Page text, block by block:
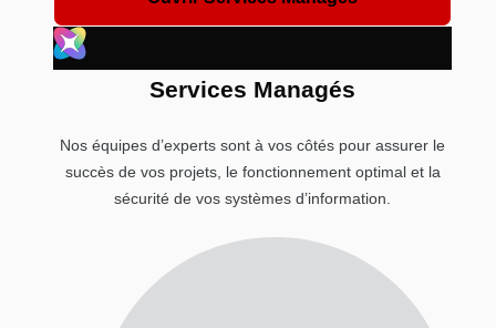
Services Managés
Nos équipes d’experts sont à vos côtés pour assurer le
succès de vos projets, le fonctionnement optimal et la
sécurité de vos systèmes d’information.